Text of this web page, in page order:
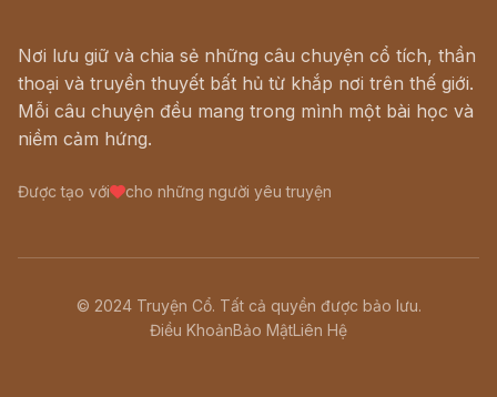
Nơi lưu giữ và chia sẻ những câu chuyện cổ tích, thần
thoại và truyền thuyết bất hủ từ khắp nơi trên thế giới.
Mỗi câu chuyện đều mang trong mình một bài học và
niềm cảm hứng.
Được tạo với cho những người yêu truyện
© 2024 Truyện Cổ. Tất cả quyền được bảo lưu.
Điều KhoảnBảo MậtLiên Hệ